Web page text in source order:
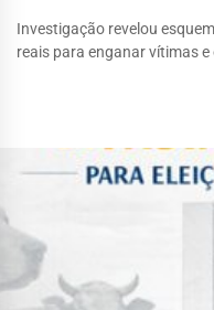
Investigação revelou
reais para enganar vítimas